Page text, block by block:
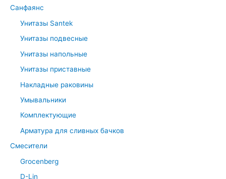
Санфаянс
Унитазы Santek
Унитазы подвесные
Унитазы напольные
Унитазы приставные
Накладные раковины
Умывальники
Комплектующие
Арматура для сливных бачков
Смесители
Grocenberg
D-Lin